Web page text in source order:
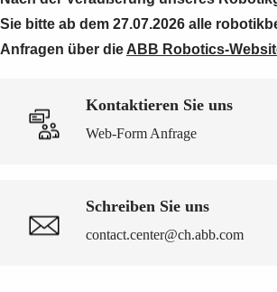
Sie bitte ab dem 27.07.2026 alle
Anfragen über die ABB Robotics-
Kontaktieren Sie uns
Web-Form Anfrage
Schreiben Sie uns
contact.center@ch.abb.com